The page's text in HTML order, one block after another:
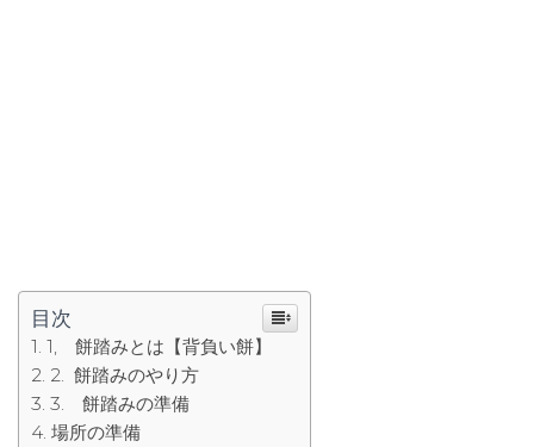
目次
1, 餅踏みとは【背負い餅】
2. 餅踏みのやり方
3. 餅踏みの準備
場所の準備